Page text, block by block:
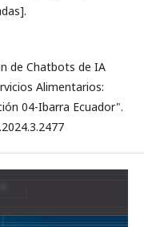
de Chatbots de IA
Alimentarios:
04-Ibarra Ecuador".